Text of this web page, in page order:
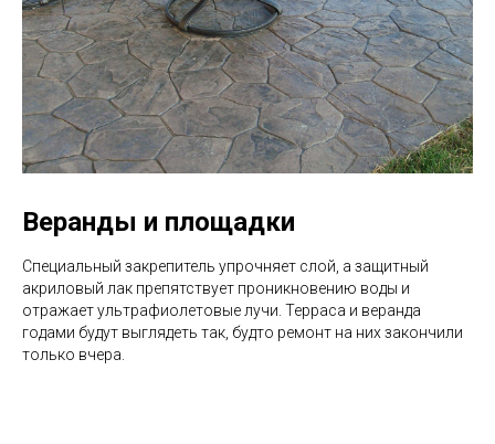
Веранды и площадки
Специальный закрепитель упрочняет слой, а защитный
акриловый лак препятствует проникновению воды и
отражает ультрафиолетовые лучи. Терраса и веранда
годами будут выглядеть так, будто ремонт на них закончили
только вчера.